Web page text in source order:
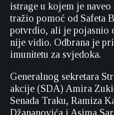
istrage u kojem je naveo
tražio pomoć od Safeta
potvrdio, ali je pojasnio
nije vidio. Odbrana je
imunitetu za svjedoka.
Generalnog sekretara
akcije (SDA) Amira
Senada Traku, Ramiza
Džananovića i Asima